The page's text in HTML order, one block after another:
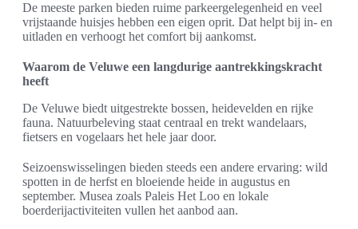
De meeste parken bieden ruime parkeergelegenheid en veel
vrijstaande huisjes hebben een eigen oprit. Dat helpt bij in- en
uitladen en verhoogt het comfort bij aankomst.
Waarom de Veluwe een langdurige aantrekkingskracht
heeft
De Veluwe biedt uitgestrekte bossen, heidevelden en rijke
fauna. Natuurbeleving staat centraal en trekt wandelaars,
fietsers en vogelaars het hele jaar door.
Seizoenswisselingen bieden steeds een andere ervaring: wild
spotten in de herfst en bloeiende heide in augustus en
september. Musea zoals Paleis Het Loo en lokale
boerderijactiviteiten vullen het aanbod aan.